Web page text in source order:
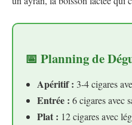
📅 Planning de
Apéritif : 3-4 cigares
Entrée : 6 cigares avec
Plat : 12 cigares avec